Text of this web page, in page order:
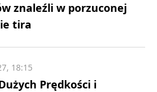
znaleźli w porzuconej
tira
Prędkości i
18:15